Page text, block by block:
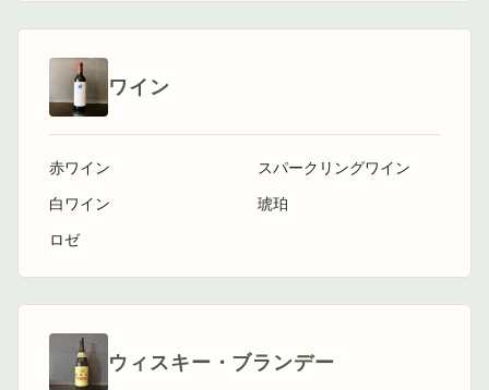
ワイン
赤ワイン
白ワイン
ロゼ
スパークリングワイン
琥珀
ウィスキー・ブランデー